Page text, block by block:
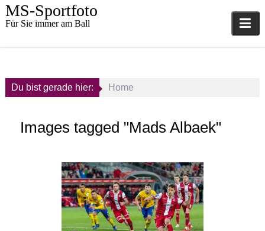
Skip
toMS-Sportfoto
Für Sie immer am Ball
Du bist gerade hier: Home
Images tagged "Mads Albaek"